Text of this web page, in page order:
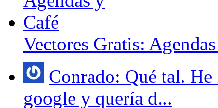
Vectores Gratis:
Conrado: Qué tal.
google y quería d...